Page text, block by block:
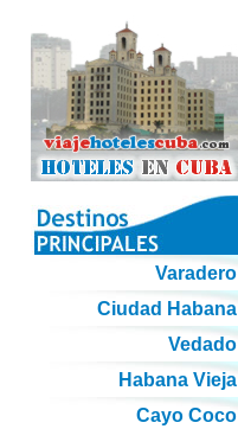
Varadero
Ciudad Habana
Vedado
Habana Vieja
Cayo Coco